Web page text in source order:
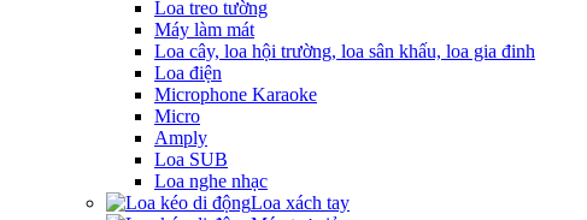
Loa treo tường
Máy làm mát
Loa cây, loa hội trường, loa sân khấu, loa gia đinh
Loa điện
Microphone Karaoke
Micro
Amply
Loa SUB
Loa nghe nhạc
Loa xách tay